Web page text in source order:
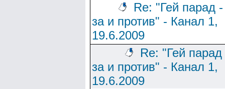
Re: "Гей парад -
за и против" - Канал 1,
19.6.2009
Re: "Гей парад
за и против" - Канал 1,
19.6.2009